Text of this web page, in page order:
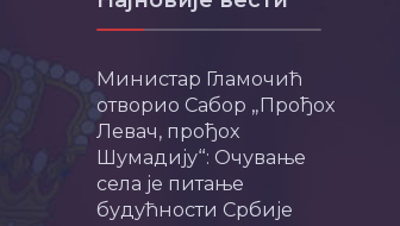
Министар Гламочић
отворио Сабор „Прођох
Левач, прођох
Шумадију“: Очување
села је питање
будућности Србије